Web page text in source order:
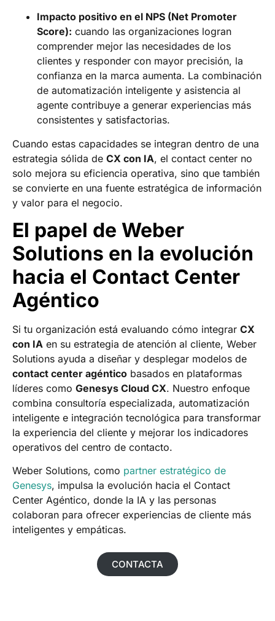
Impacto positivo en el NPS (Net Promoter
Score): cuando las organizaciones logran
comprender mejor las necesidades de los
clientes y responder con mayor precisión, la
confianza en la marca aumenta. La combinación
de automatización inteligente y asistencia al
agente contribuye a generar experiencias más
consistentes y satisfactorias.
Cuando estas capacidades se integran dentro de una
estrategia sólida de CX con IA, el contact center no
solo mejora su eficiencia operativa, sino que también
se convierte en una fuente estratégica de información
y valor para el negocio.
El papel de Weber
Solutions en la evolución
hacia el Contact Center
Agéntico
Si tu organización está evaluando cómo integrar CX
con IA en su estrategia de atención al cliente, Weber
Solutions ayuda a diseñar y desplegar modelos de
contact center agéntico basados en plataformas
líderes como Genesys Cloud CX. Nuestro enfoque
combina consultoría especializada, automatización
inteligente e integración tecnológica para transformar
la experiencia del cliente y mejorar los indicadores
operativos del centro de contacto.
Weber Solutions, como partner estratégico de
Genesys, impulsa la evolución hacia el Contact
Center Agéntico, donde la IA y las personas
colaboran para ofrecer experiencias de cliente más
inteligentes y empáticas.
CONTACTA